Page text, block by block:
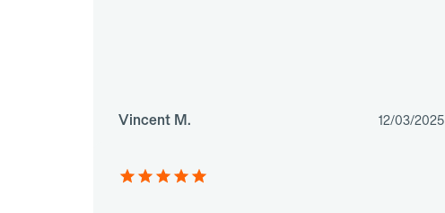
Vincent M. 12/03/2025